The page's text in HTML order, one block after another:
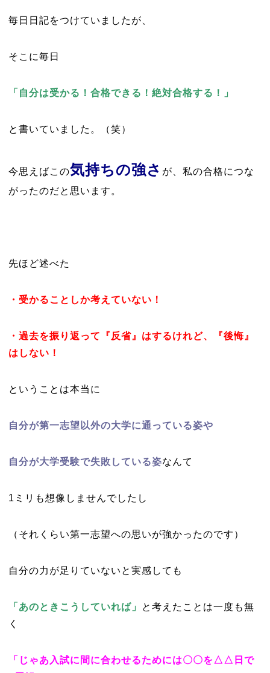
毎日日記をつけていましたが、
そこに毎日
「自分は受かる！合格できる！絶対合格する！」
と書いていました。（笑）
今思えばこの気持ちの強さ が、私の合格につな
がったのだと思います。
先ほど述べた
・受かることしか考えていない！
・過去を振り返って『反省』はするけれど、『後悔』
はしない！
ということは本当に
自分が第一志望以外の大学に通っている姿や
自分が大学受験で失敗している姿なんて
1ミリも想像しませんでしたし
（それくらい第一志望への思いが強かったのです）
自分の力が足りていないと実感しても
「あのときこうしていれば」
と考えたことは一度も無
く
「じゃあ入試に間に合わせるためには〇〇を△△日で